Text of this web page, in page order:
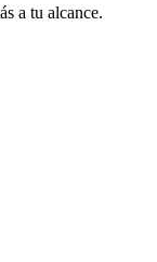
a tu alcance.